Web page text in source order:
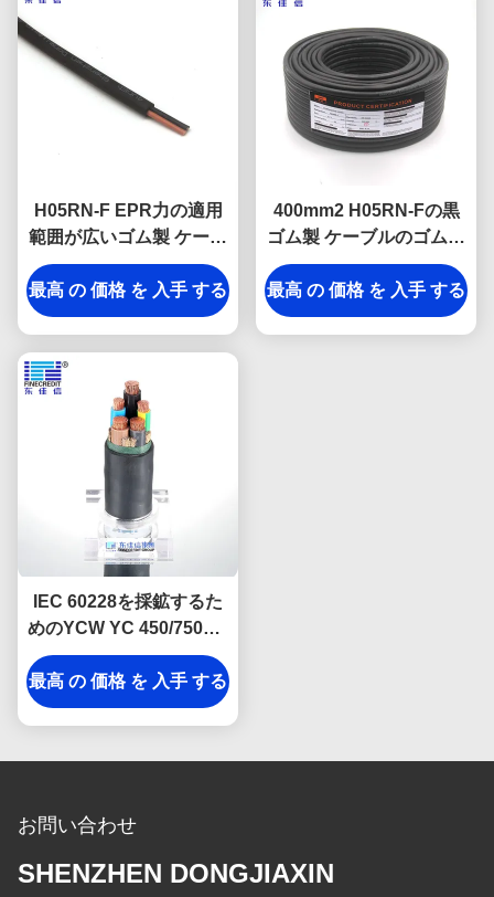
H05RN-F EPR力の適用
範囲が広いゴム製 ケーブ
ルの通常の義務YCW
YZW VDEの標準
最高 の 価格 を 入手 する
400mm2 H05RN-Fの黒
ゴム製 ケーブルのゴムへ
の1.5mm2はおおった
最高 の 価格 を 入手 する
IEC 60228を採鉱するた
めのYCW YC 450/750V 3
の中心1.5mmの適用範囲
が広いゴム製 ケーブル
最高 の 価格 を 入手 する
お問い合わせ
SHENZHEN DONGJIAXIN